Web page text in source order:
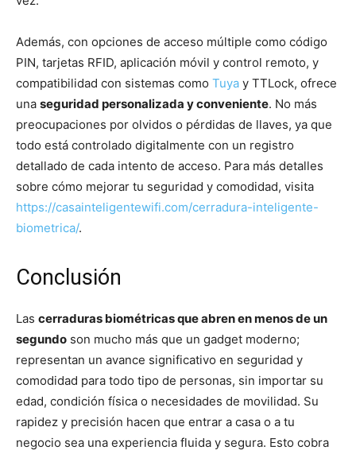
Además, con opciones de acceso múltiple como código
PIN, tarjetas RFID, aplicación móvil y control remoto, y
compatibilidad con sistemas como Tuya y TTLock, ofrece
una seguridad personalizada y conveniente. No más
preocupaciones por olvidos o pérdidas de llaves, ya que
todo está controlado digitalmente con un registro
detallado de cada intento de acceso. Para más detalles
sobre cómo mejorar tu seguridad y comodidad, visita
https://casainteligentewifi.com/cerradura-inteligente-
biometrica/.
Conclusión
Las cerraduras biométricas que abren en menos de un
segundo son mucho más que un gadget moderno;
representan un avance significativo en seguridad y
comodidad para todo tipo de personas, sin importar su
edad, condición física o necesidades de movilidad. Su
rapidez y precisión hacen que entrar a casa o a tu
negocio sea una experiencia fluida y segura. Esto cobra